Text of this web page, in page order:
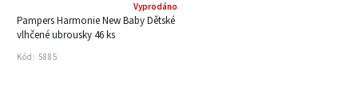
Pampers Harmonie New Baby Dětské
vlhčené ubrousky 46 ks
Vyprodáno
Kód: 5885